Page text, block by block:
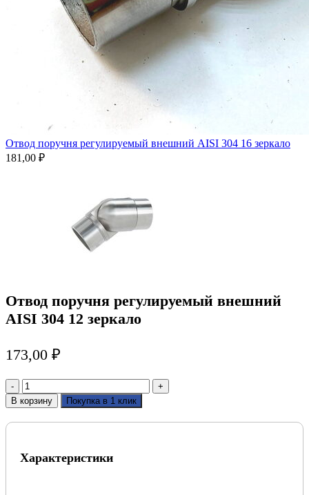
Отвод поручня регулируемый внешний AISI 304 16 зеркало
181,00 ₽
Отвод поручня регулируемый внешний
AISI 304 12 зеркало
173,00 ₽
Количество
товара
Отвод
поручня
AISI
В корзину Покупка в 1 клик
Характеристики